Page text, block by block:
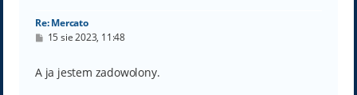
Re: Mercato
P
t
15 sie 2023, 11:48
A ja jestem zadowolony.